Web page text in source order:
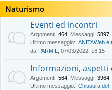
Naturismo
Eventi ed incontri
Argomenti: 464 Messaggi: 5897
Ultimo messaggio: ANITAWeb è
da PARMIL , 07/03/2022, 16:15
Informazioni, aspetti
Argomenti: 564 Messaggi: 3964
Ultimo messaggio: Chiusura del